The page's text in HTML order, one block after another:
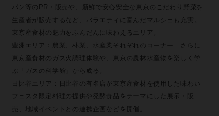
パン等のPR・販売や、新鮮で安心安全な東京のこだわり野菜を
生産者が販売するなど、バラエティに富んだマルシェも充実。
東京産食材の魅力をふんだんに味わえるエリア。
豊洲エリア：農業、林業、水産業それぞれのコーナー、さらに
東京産食材のガス火調理体験や、東京の農林水産物を楽しく学
ぶ「ガスの科学館」から成る。
日比谷エリア：日比谷の有名店が東京産食材を使用した味わい
フェスタ限定料理の提供や発酵食品をテーマにした展示・販
売、地域イベントとの連携企画などを開催。